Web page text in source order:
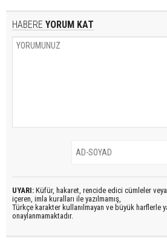
HABERE YORUM KAT
UYARI: Küfür, hakaret, rencide edici cümleler veya
içeren, imla kuralları ile yazılmamış,
Türkçe karakter kullanılmayan ve büyük harflerle
onaylanmamaktadır.